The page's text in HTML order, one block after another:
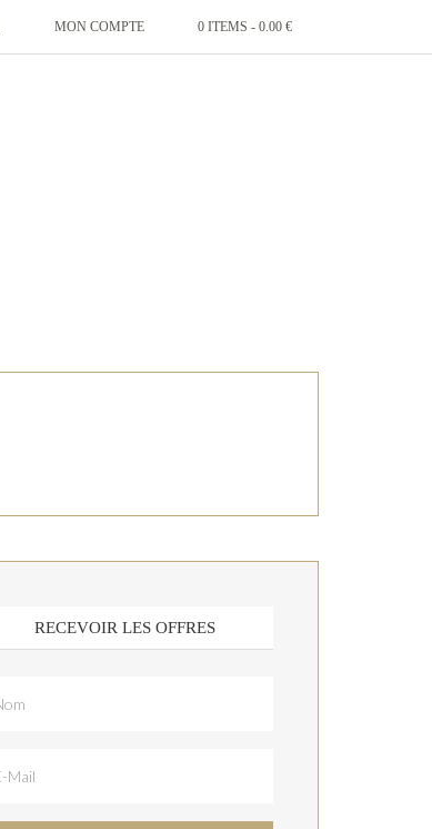
MON COMPTE 0 ITEMS - 0.00 €
RECEVOIR LES OFFRES